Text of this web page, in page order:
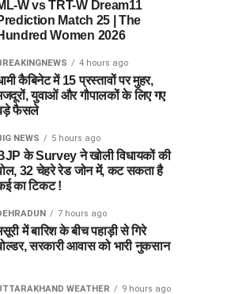
W vs TRT-W Dream11
Match 25 | The
Women 2026
4 hours ago
कैबिनेट में 15 प्रस्तावों पर मुहर,
युवाओं और गौपालकों के लिए गए
फैसले
NEWS 5 hours ago
के Survey ने खोली विधायकों की
32 चेहरे रेड जोन में, कट सकता है
का टिकट !
7 hours ago
में बारिश के बीच पहाड़ी से गिरे
सरकारी आवास को भारी नुकसान
WEATHER 9 hours ago